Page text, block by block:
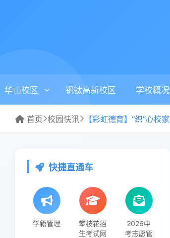
华山校区 钒钛高新校区 学校概况
首页 校园快讯
快捷直通车
学籍管理
攀枝花招
生考试网
2026中
考志愿管